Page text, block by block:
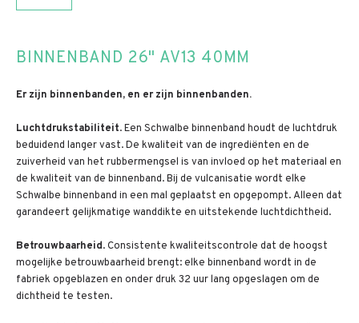
BINNENBAND 26" AV13 40MM
Er zijn binnenbanden, en er zijn binnenbanden.
Luchtdrukstabiliteit. Een Schwalbe binnenband houdt de luchtdruk
beduidend langer vast. De kwaliteit van de ingrediënten en de
zuiverheid van het rubbermengsel is van invloed op het materiaal en
de kwaliteit van de binnenband. Bij de vulcanisatie wordt elke
Schwalbe binnenband in een mal geplaatst en opgepompt. Alleen dat
garandeert gelijkmatige wanddikte en uitstekende luchtdichtheid.
Betrouwbaarheid. Consistente kwaliteitscontrole dat de hoogst
mogelijke betrouwbaarheid brengt: elke binnenband wordt in de
fabriek opgeblazen en onder druk 32 uur lang opgeslagen om de
dichtheid te testen.